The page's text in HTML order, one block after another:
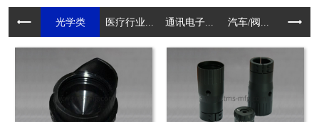
光学类 医疗行业... 通讯电子... 汽车/阀... 电动工